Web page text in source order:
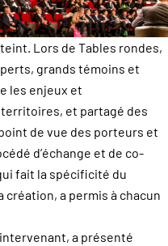
Lors de Tables rondes,
grands témoins et
les enjeux et
et partagé des
de vue des porteurs et
d’échange et de co-
fait la spécificité du
a permis à chacun
a présenté